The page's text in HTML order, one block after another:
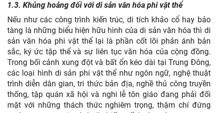
1.3. Khủng hoảng đối với di sản văn hóa phi vật thể
Nếu như các công trình kiến trúc, di tích khảo cổ hay bảo
tàng là những biểu hiện hữu hình của di sản văn hóa thì di
sản văn hóa phi vật thể lại là phần cốt lõi phản ánh bản
sắc, ký ức tập thể và sự liên tục văn hóa của cộng đồng.
Trong bối cảnh xung đột và bất ổn kéo dài tại Trung Đông,
các loại hình di sản phi vật thể như ngôn ngữ, nghệ thuật
trình diễn dân gian, tri thức bản địa, nghề thủ công truyền
thống, tập quán xã hội và nghi lễ tôn giáo đang phải đối
mặt với những thách thức nghiêm trọng, thậm chí đứng